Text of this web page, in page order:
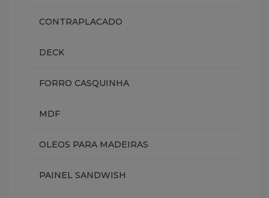
CONTRAPLACADO
DECK
FORRO CASQUINHA
MDF
OLEOS PARA MADEIRAS
PAINEL SANDWISH